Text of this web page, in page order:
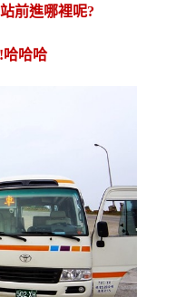
前進哪裡呢?
哈哈哈